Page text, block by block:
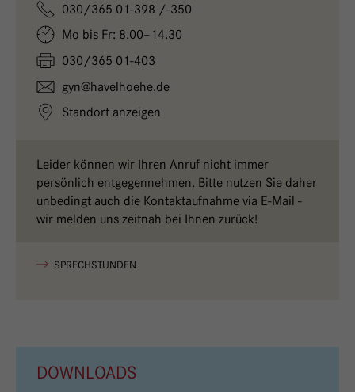
030/365 01-398 /-350
Mo bis Fr: 8.00–14.30
030/365 01-403
gyn@havelhoehe.de
Standort anzeigen
Leider können wir Ihren Anruf nicht immer
persönlich entgegennehmen. Bitte nutzen Sie daher
unbedingt auch die Kontaktaufnahme via E-Mail -
wir melden uns zeitnah bei Ihnen zurück!
SPRECHSTUNDEN
DOWNLOADS